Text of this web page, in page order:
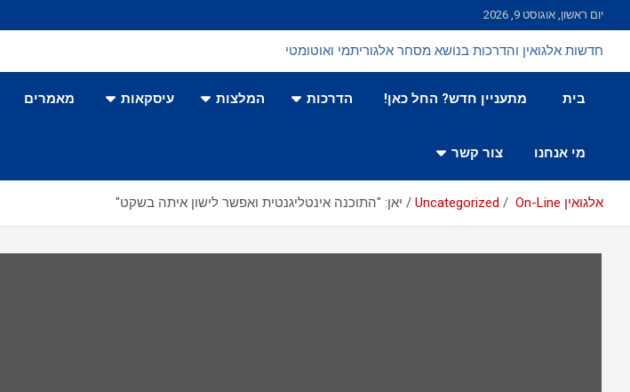
to
content
יום ראשון, אוגוסט 9, 2026
חדשות אלגואין והדרכות בנושא מסחר אלגוריתמי ואוטומטי
בית מתעניין חדש? החל כאן! הדרכות המלצות עיסקאות מאמרים
מי אנחנו צור קשר
אלגואין On-Line Uncategorized יאן: "התוכנה אינטליגנטית ואפשר לישון איתה בשקט"